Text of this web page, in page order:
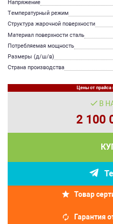
Напряжение
Температурный режим
Структура жарочной поверхности
Материал поверхности сталь
Потребляемая мощность
Размеры (д/ш/в)
Страна производства
Цены от прайса
В
2 100
Товар
Гарантия